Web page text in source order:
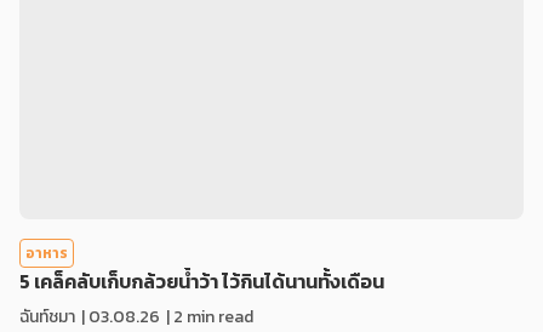
อาหาร
5 เคล็คลับเก็บกล้วยน้ำว้า ไว้กินได้นานทั้งเดือน
ฉันท์ชมา |03.08.26 | 2 min read